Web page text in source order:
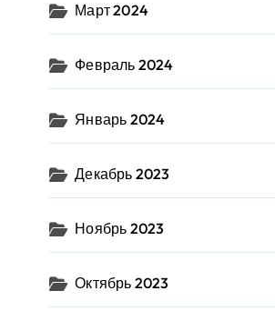
Март 2024
Февраль 2024
Январь 2024
Декабрь 2023
Ноябрь 2023
Октябрь 2023